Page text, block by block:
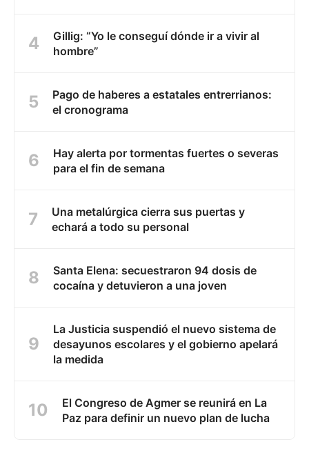
Gillig: “Yo le conseguí dónde ir a vivir al
hombre”
Pago de haberes a estatales entrerrianos:
el cronograma
Hay alerta por tormentas fuertes o severas
para el fin de semana
Una metalúrgica cierra sus puertas y
echará a todo su personal
Santa Elena: secuestraron 94 dosis de
cocaína y detuvieron a una joven
La Justicia suspendió el nuevo sistema de
desayunos escolares y el gobierno apelará
la medida
El Congreso de Agmer se reunirá en La
Paz para definir un nuevo plan de lucha